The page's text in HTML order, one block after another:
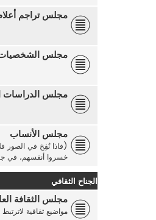
مجلس تراجم أعلام
مجلس الشخصيات
مجلس الدراسات
مجلس الأنساب
(فاذا نُفِخ في الصور
خسروا أنفسهم، في
الجناح الثقافي
مجلس الثقافة
مواضيع ثقافية